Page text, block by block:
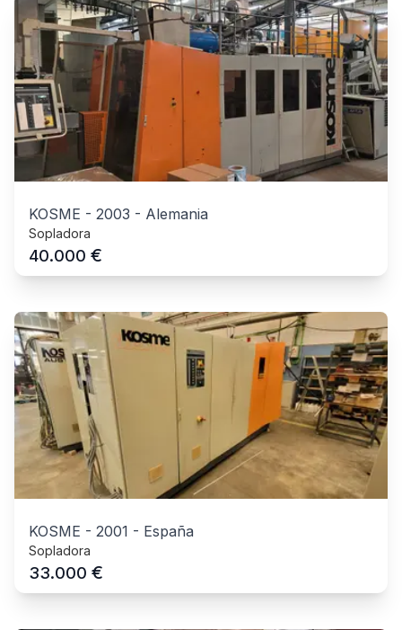
KOSME - 2003 - Alemania
Sopladora
40.000 €
KOSME - 2001 - España
Sopladora
33.000 €